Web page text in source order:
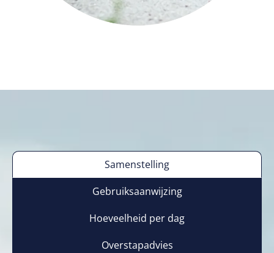
Samenstelling
Gebruiksaanwijzing
Hoeveelheid per dag
Overstapadvies